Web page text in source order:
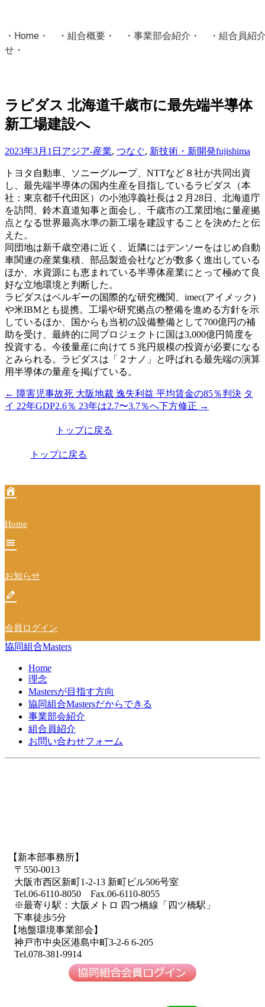
・ Home ・ ・ 組合概要 ・ ・ 事業部会紹介 ・ ・ 組合員紹
せ ・
国土交通省・経済産業省・農林水産省・厚生労働省 認可
ラピダス 北海道千歳市に最先端半導体
新工場建設へ
2023年3月1日 アジア-産業, つなぐ, 新技術・新開発fujishima
トヨタ自動車、ソニーグループ、NTTなど８社が共同出資
し、最先端半導体の国内生産を目指しているラピダス（本
社：東京都千代田区）の小池淳義社長は２月28日、北海道庁
を訪問、鈴木直道知事と面会し、千歳市の工業団地に量産拠
点となる世界最高水準の新工場を建設することを決めたと伝
えた。
同団地は新千歳空港に近く、近隣にはデンソーをはじめ自動
車関連の産業集積、部品製造会社などが数多く進出している
ほか、水資源にも恵まれている半導体産業にとって極めて良
好な立地環境と判断した。
ラピダスはベルギーの国際的な研究機関、imec(アイメック)
や米IBMとも提携。工場や研究拠点の整備を進める方針を示
しているほか、国からも当初の設備整備として700億円の補
助を受け、最終的に同プロジェクトに国は3,000億円筒度を
投資する。今後量産に向けて５兆円規模の投資が必要になる
とみられる。ラピダスは「２ナノ」と呼ばれる最先端の演算
用半導体の量産を掲げている。
投
稿
ー
ョ
ン
← 障害児事故死 大阪地裁 逸失利益 平均賃金の85％判決 タ
イ 22年GDP2.6％ 23年は2.7〜3.7％へ下方修正 →
トップに戻る
トップに戻る
Home
お知らせ
会員ログイン
協同組合Masters
Home
理念
Mastersが目指す方向
協同組合Mastersだからできる
事業部会紹介
組合員紹介
お問い合わせフォーム
【新本部事務所】
〒550-0013
大阪市西区新町1-2-13 新町ビル506号室
Tel.06-6110-8050 Fax.06-6110-8055
※最寄り駅：大阪メトロ 四つ橋線「四ツ橋駅」
下車徒歩5分
【地盤環境事業部会】
神戸市中央区港島中町3-2-6 6-205
Tel.078-381-9914